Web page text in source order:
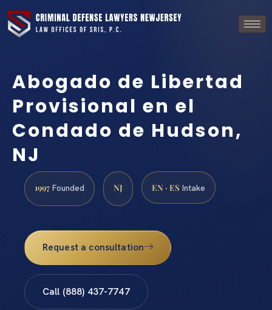
Abogado de Libertad
Provisional en el
Condado de Hudson,
NJ
1997 Founded NJ EN · ES Intake
Request a consultation
Call (888) 437-7747